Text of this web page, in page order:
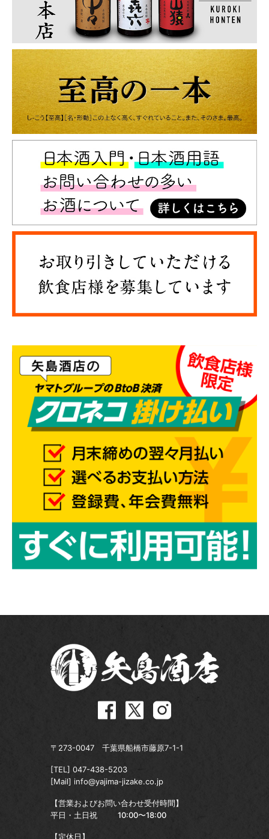
〒273-0047 千葉県船橋市藤原7-1-1
[TEL] 047-438-5203
[Mail] info@yajima-jizake.co.jp
【営業およびお問い合わせ受付時間】
平日・土日祝
10:00〜18:00
【定休日】